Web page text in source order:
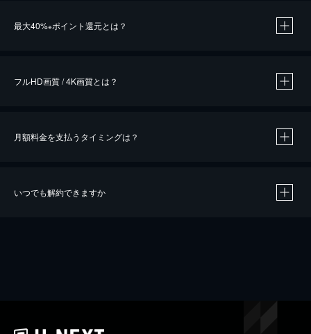
最大40%※ポイント還元とは？
※40％ポイント還元の対象は、クレジットカード決済による作品の購入 / レンタルです。
iOSアプリのUコイン決済による作品の購入 / レンタルは、20％のポイント還元です。
フルHD画質 / 4K画質とは？
月額料金を支払うタイミングは？
いつでも解約できますか